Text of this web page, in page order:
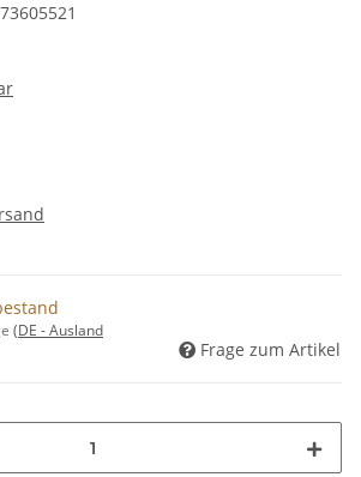
(DE - Ausland
Frage zum Artikel